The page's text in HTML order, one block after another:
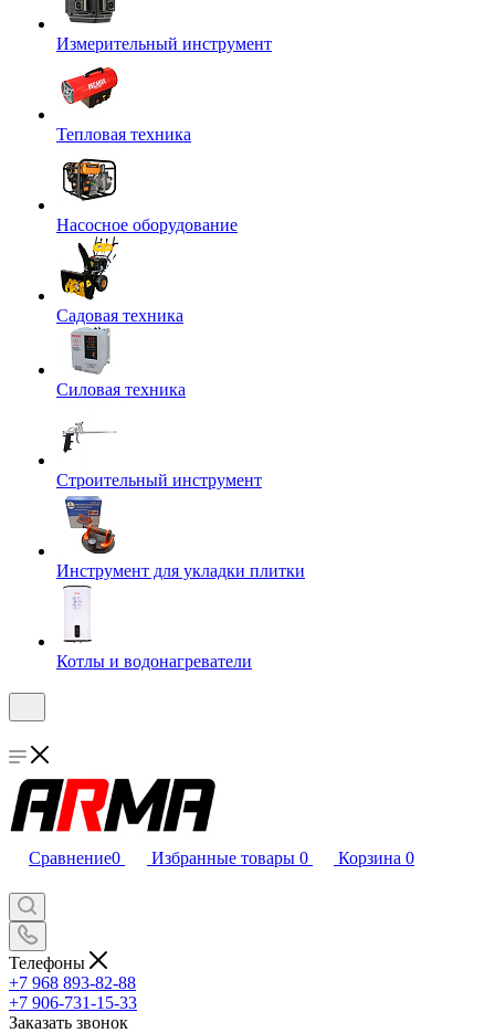
Измерительный инструмент
Тепловая техника
Насосное оборудование
Садовая техника
Силовая техника
Строительный инструмент
Инструмент для укладки плитки
Котлы и водонагреватели
Сравнение0 Избранные товары 0 Корзина 0
Телефоны
+7 968 893-82-88
+7 906-731-15-33
Заказать звонок